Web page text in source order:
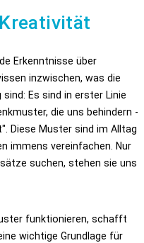
Erkenntnisse über
inzwischen, was die
Es sind in erster Linie
die uns behindern -
Diese Muster sind im Alltag
immens vereinfachen. Nur
suchen, stehen sie uns
funktionieren, schafft
wichtige Grundlage für